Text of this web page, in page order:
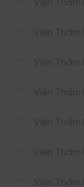
Viện Thẩm
Viện Thẩm
Viện Thẩm
Viện Thẩm
Viện Thẩm
Viện Thẩm